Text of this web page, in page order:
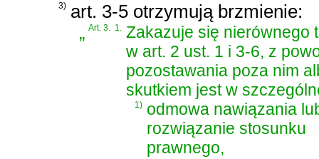
3) art. 3-5 otrzymują brzmienie:
„Art. 3. 1. Zakazuje się nierównego
w art. 2 ust. 1 i 3-6, z
pozostawania poza nim
skutkiem jest w
1) odmowa nawiązania
rozwiązanie stosunku
prawnego,